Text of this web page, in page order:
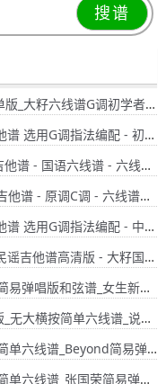
搜谱
调初学者简易弹唱版_女生版B-C调
配 - 初级谱子 - 六线谱(独奏/指弹谱)
线谱 - 六线谱(弹唱谱) - 原调G调
选调C调编配 - 国语版曲谱高清图片
配 - 中级谱子 - 六线谱(独奏/指弹谱)
国语版歌谱 - 选调编配G调 - 原调G调
谱_女生新手入门国语版六线谱
六线谱_说理哥简易弹唱粤语版
谱_Beyond简易弹唱粤语版
谱_张国荣简易弹唱粤语版